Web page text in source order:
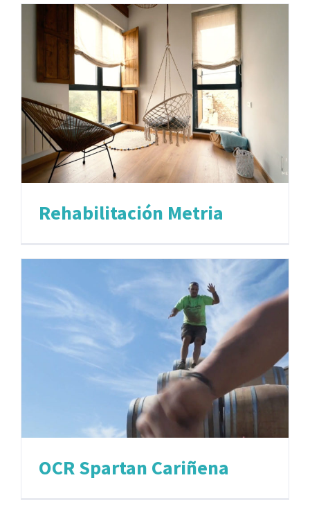
Rehabilitación Metria
OCR Spartan Cariñena